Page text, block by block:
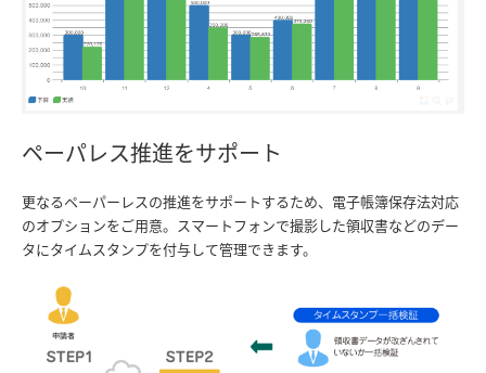
ペーパレス推進をサポート
更なるペーパーレスの推進をサポートするため、電子帳簿保存法対応
のオプションをご用意。スマートフォンで撮影した領収書などのデー
タにタイムスタンプを付与して管理できます。